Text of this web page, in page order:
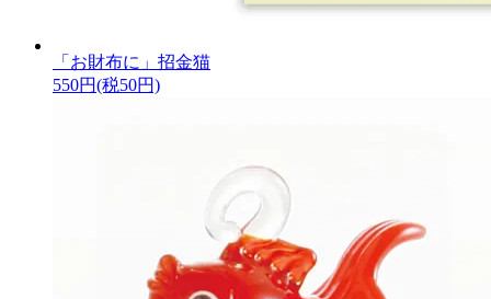
「お財布に」招金猫
550円(税50円)